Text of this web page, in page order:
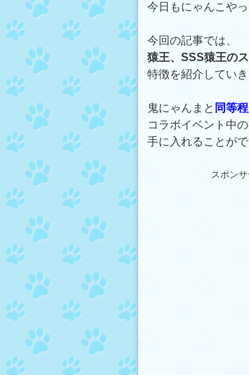
今日もにゃんこや
今回の記事では、
猿王、SSS猿王の
特徴を紹介していき
鬼にゃんまと 同等
コラボイベント中
手に入れることがで
スポン